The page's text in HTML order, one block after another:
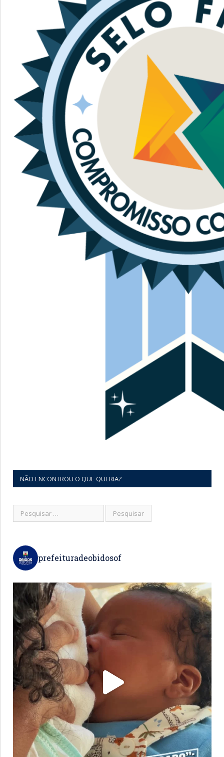
NÃO ENCONTROU O QUE QUERIA?
prefeituradeobidosof